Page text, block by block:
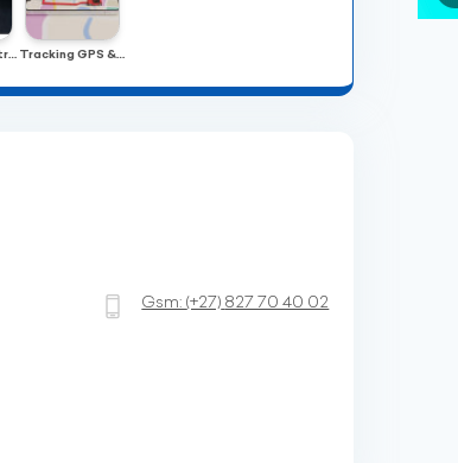
Sécurité électronique & Contrôle d’accès Tracking GPS & Géolocalisation
Gsm:(+27) 827 70 40 02